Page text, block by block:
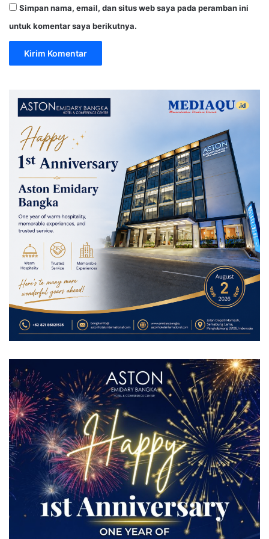
Simpan nama, email, dan situs web saya pada peramban ini
untuk komentar saya berikutnya.